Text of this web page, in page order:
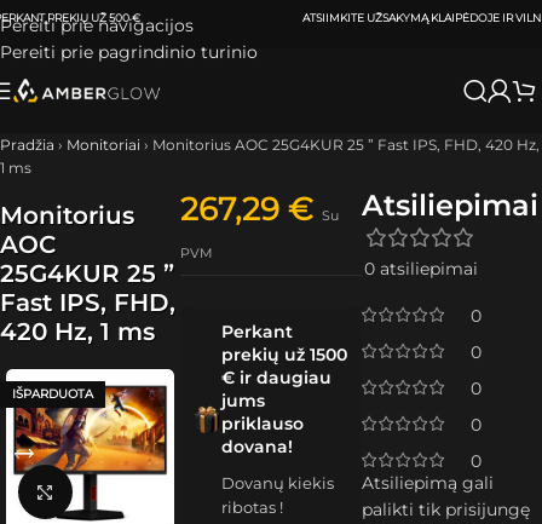
Pereiti prie navigacijos
Pereiti prie pagrindinio turinio
ATSIIMKITE UŽSAKYMĄ KLAIPĖDOJE IR VILNIUJEPER0-3 DARBO DIENAS.
Pradžia › Monitoriai › Monitorius AOC 25G4KUR 25 ” Fast IPS, FHD, 420 Hz,
1 ms
Monitorius
AOC
25G4KUR 25 ”
Fast IPS, FHD,
420 Hz, 1 ms
IŠPARDUOTA
Spustelėkite, kad padidintumėte
267,29€ Su
PVM
Perkant
prekių už 1500
€ ir daugiau
jums
priklauso
dovana!
Dovanų kiekis
ribotas !
Atsiliepimai
0 atsiliepimai
0
0
0
0
0
Atsiliepimą gali
palikti tik prisijungę